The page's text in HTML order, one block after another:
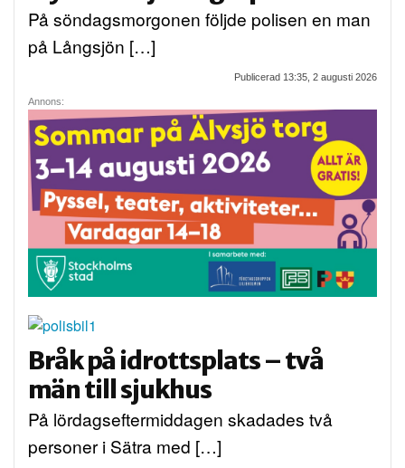
På söndagsmorgonen följde polisen en man
på Långsjön […]
Publicerad 13:35, 2 augusti 2026
Annons:
Bråk på idrottsplats – två
män till sjukhus
På lördagseftermiddagen skadades två
personer i Sätra med […]